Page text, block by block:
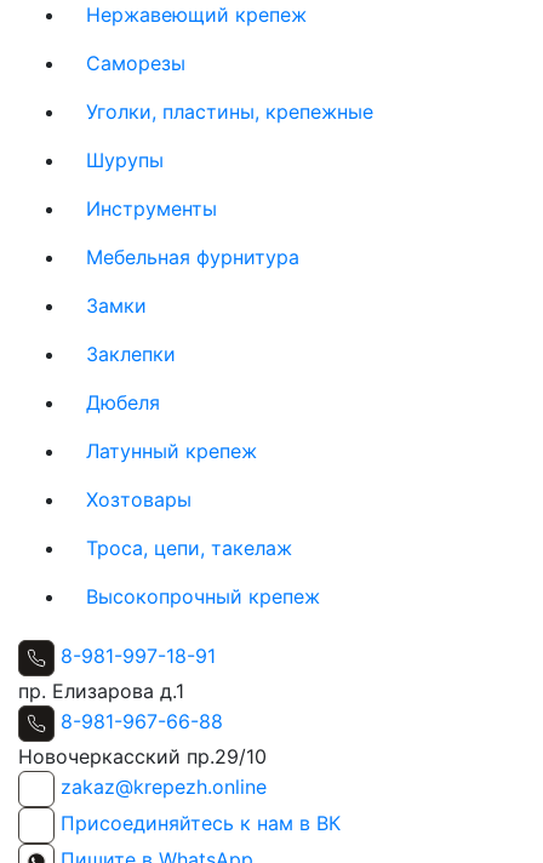
Нержавеющий крепеж
Саморезы
Уголки, пластины, крепежные
Шурупы
Инструменты
Мебельная фурнитура
Замки
Заклепки
Дюбеля
Латунный крепеж
Хозтовары
Троса, цепи, такелаж
Высокопрочный крепеж
8-981-997-18-91
пр. Елизарова д.1
8-981-967-66-88
Новочеркасский пр.29/10
zakaz@krepezh.online
Присоединяйтесь к нам в ВК